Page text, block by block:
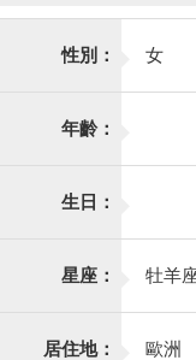
性別： 女
年齡：
生日：
星座： 牡羊
居住地： 歐洲